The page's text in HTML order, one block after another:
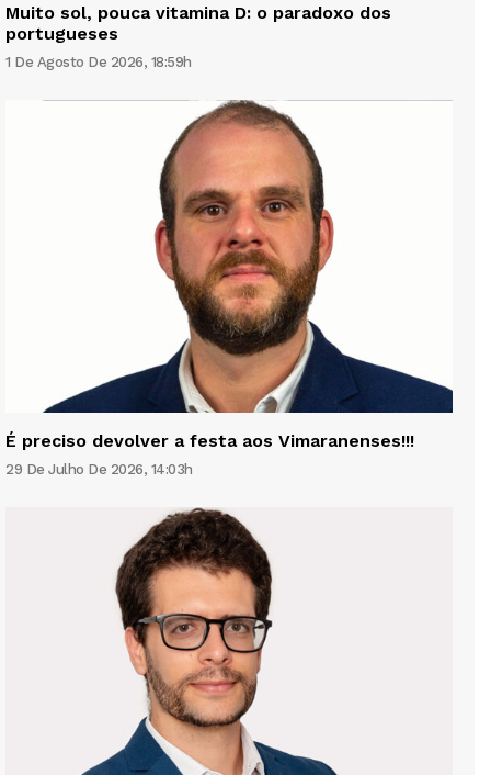
Muito sol, pouca vitamina D: o paradoxo dos
portugueses
1 De Agosto De 2026, 18:59h
É preciso devolver a festa aos Vimaranenses!!!
29 De Julho De 2026, 14:03h